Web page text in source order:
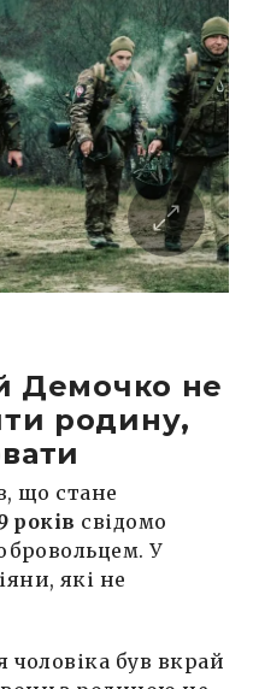
Демочко не
родину,
що стане
років свідомо
У
які не
був вкрай